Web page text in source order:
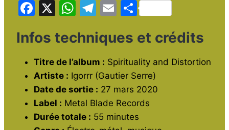
F
c
e
b
o
o
k
X
W
at
s
A
p
p
T
e
gr
a
m
E
ai
l
P
ta
g
er
Infos techniques et crédits
Titre de l’album : Spirituality and Distortion
Artiste : Igorrr (Gautier Serre)
Date de sortie : 27 mars 2020
Label : Metal Blade Records
Durée totale : 55 minutes